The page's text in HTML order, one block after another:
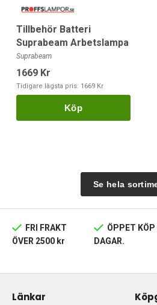
Tillbehör Batteri
Suprabeam Arbetslampa
Suprabeam
1669 Kr
Tidigare lägsta pris: 1669 Kr
Köp
Se hela
FRI FRAKT
ÖVER 2500 kr
ÖPPET KÖP
DAGAR.
Länkar